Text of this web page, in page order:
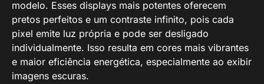
modelo. Esses displays mais potentes oferecem
pretos perfeitos e um contraste infinito, pois cada
pixel emite luz própria e pode ser desligado
individualmente. Isso resulta em cores mais vibrantes
e maior eficiência energética, especialmente ao exibir
imagens escuras.